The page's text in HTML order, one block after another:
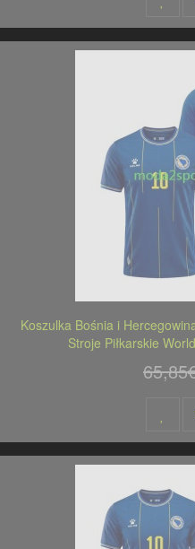
Koszulka Bośnia i
Stroje Piłkarskie